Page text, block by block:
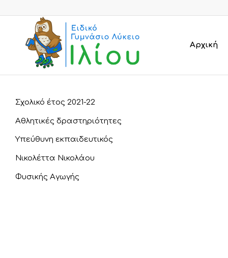
Αρχική
Σχολικό έτος 2021-22
Αθλητικές δραστηριότητες
Υπεύθυνη εκπαιδευτικός
Νικολέττα Νικολάου
Φυσικής Αγωγής